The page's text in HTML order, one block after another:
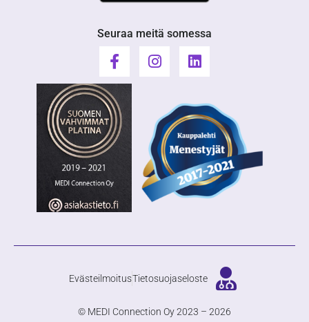
Seuraa meitä somessa
EvästeilmoitusTietosuojaseloste
© MEDI Connection Oy 2023 – 2026